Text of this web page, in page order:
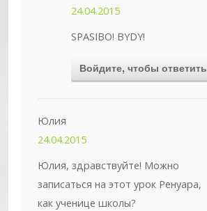
24.04.2015
SPASIBO! BYDY!
Войдите, чтобы ответить
Юлия
24.04.2015
Юлия, здравствуйте! Можно
записаться на этот урок Ренуара,
как ученице школы?